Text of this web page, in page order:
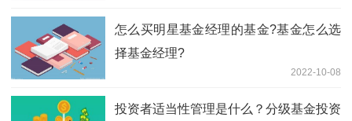
怎么买明星基金经理的基金?基金怎么选
择基金经理?
2022-10-08
投资者适当性管理是什么？分级基金投资